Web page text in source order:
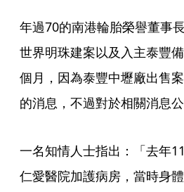
年過70的南港輪胎榮譽董事
世界明珠建案以及入主泰豐
個月，因為泰豐中壢廠出售
的消息，不過對於相關消息公
一名知情人士指出：「去年
仁愛醫院加護病房，當時身